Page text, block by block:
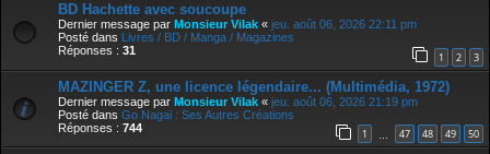
BD Hachette avec soucoupe
Dernier message par Monsieur Vilak « jeu. août 06, 2026 22:11 pm
Posté dans Livres / BD / Manga / Magazines
Réponses : 31 1 2 3
MAZINGER Z, une licence légendaire... (Multimédia, 1972)
Dernier message par Monsieur Vilak « jeu. août 06, 2026 21:19 pm
Posté dans Go Nagai : Ses Autres Créations
Réponses : 744 1 47 48 49 50